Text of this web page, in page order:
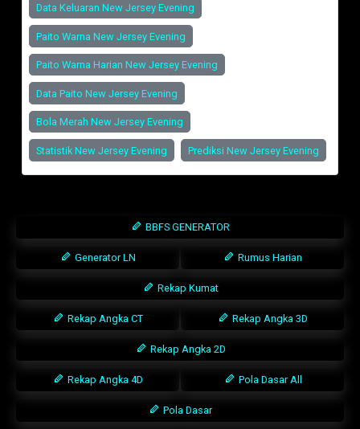
Data Keluaran New Jersey Evening
Paito Warna New Jersey Evening
Paito Warna Harian New Jersey Evening
Data Paito New Jersey Evening
Bola Merah New Jersey Evening
Statistik New Jersey Evening Prediksi New Jersey Evening
BBFS GENERATOR
Generator LN Rumus Harian
Rekap Kumat
Rekap Angka CT Rekap Angka 3D
Rekap Angka 2D
Rekap Angka 4D Pola Dasar All
Pola Dasar